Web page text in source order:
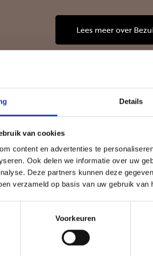
Details
van cookies
content en advertenties te
Ook delen we informatie over uw
Deze partners kunnen deze
verzameld op basis van uw gebruik van
Voorkeuren
Lees meer over